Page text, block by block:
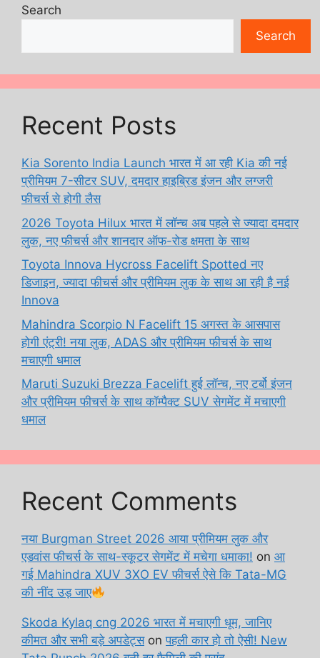
Search
Search
Recent Posts
Kia Sorento India Launch भारत में आ रही Kia की नई
प्रीमियम 7-सीटर SUV, दमदार हाइब्रिड इंजन और लग्जरी
फीचर्स से होगी लैस
2026 Toyota Hilux भारत में लॉन्च अब पहले से ज्यादा दमदार
लुक, नए फीचर्स और शानदार ऑफ-रोड क्षमता के साथ
Toyota Innova Hycross Facelift Spotted नए
डिजाइन, ज्यादा फीचर्स और प्रीमियम लुक के साथ आ रही है नई
Innova
Mahindra Scorpio N Facelift 15 अगस्त के आसपास
होगी एंट्री! नया लुक, ADAS और प्रीमियम फीचर्स के साथ
मचाएगी धमाल
Maruti Suzuki Brezza Facelift हुई लॉन्च, नए टर्बो इंजन
और प्रीमियम फीचर्स के साथ कॉम्पैक्ट SUV सेगमेंट में मचाएगी
धमाल
Recent Comments
नया Burgman Street 2026 आया प्रीमियम लुक और
एडवांस फीचर्स के साथ-स्कूटर सेगमेंट में मचेगा धमाका! on आ
गई Mahindra XUV 3XO EV फीचर्स ऐसे कि Tata-MG
की नींद उड़ जाए
Skoda Kylaq cng 2026 भारत में मचाएगी धूम, जानिए
कीमत और सभी बड़े अपडेट्सonपहली कार हो तो ऐसी! New